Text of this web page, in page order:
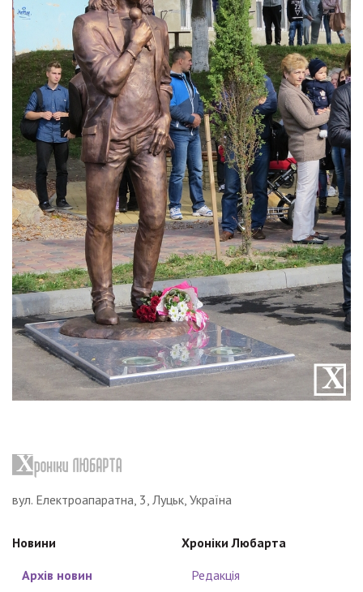
вул. Електроапаратна, 3, Луцьк, Україна
Новини
Архів новин
Хроніки Любарта
Редакція